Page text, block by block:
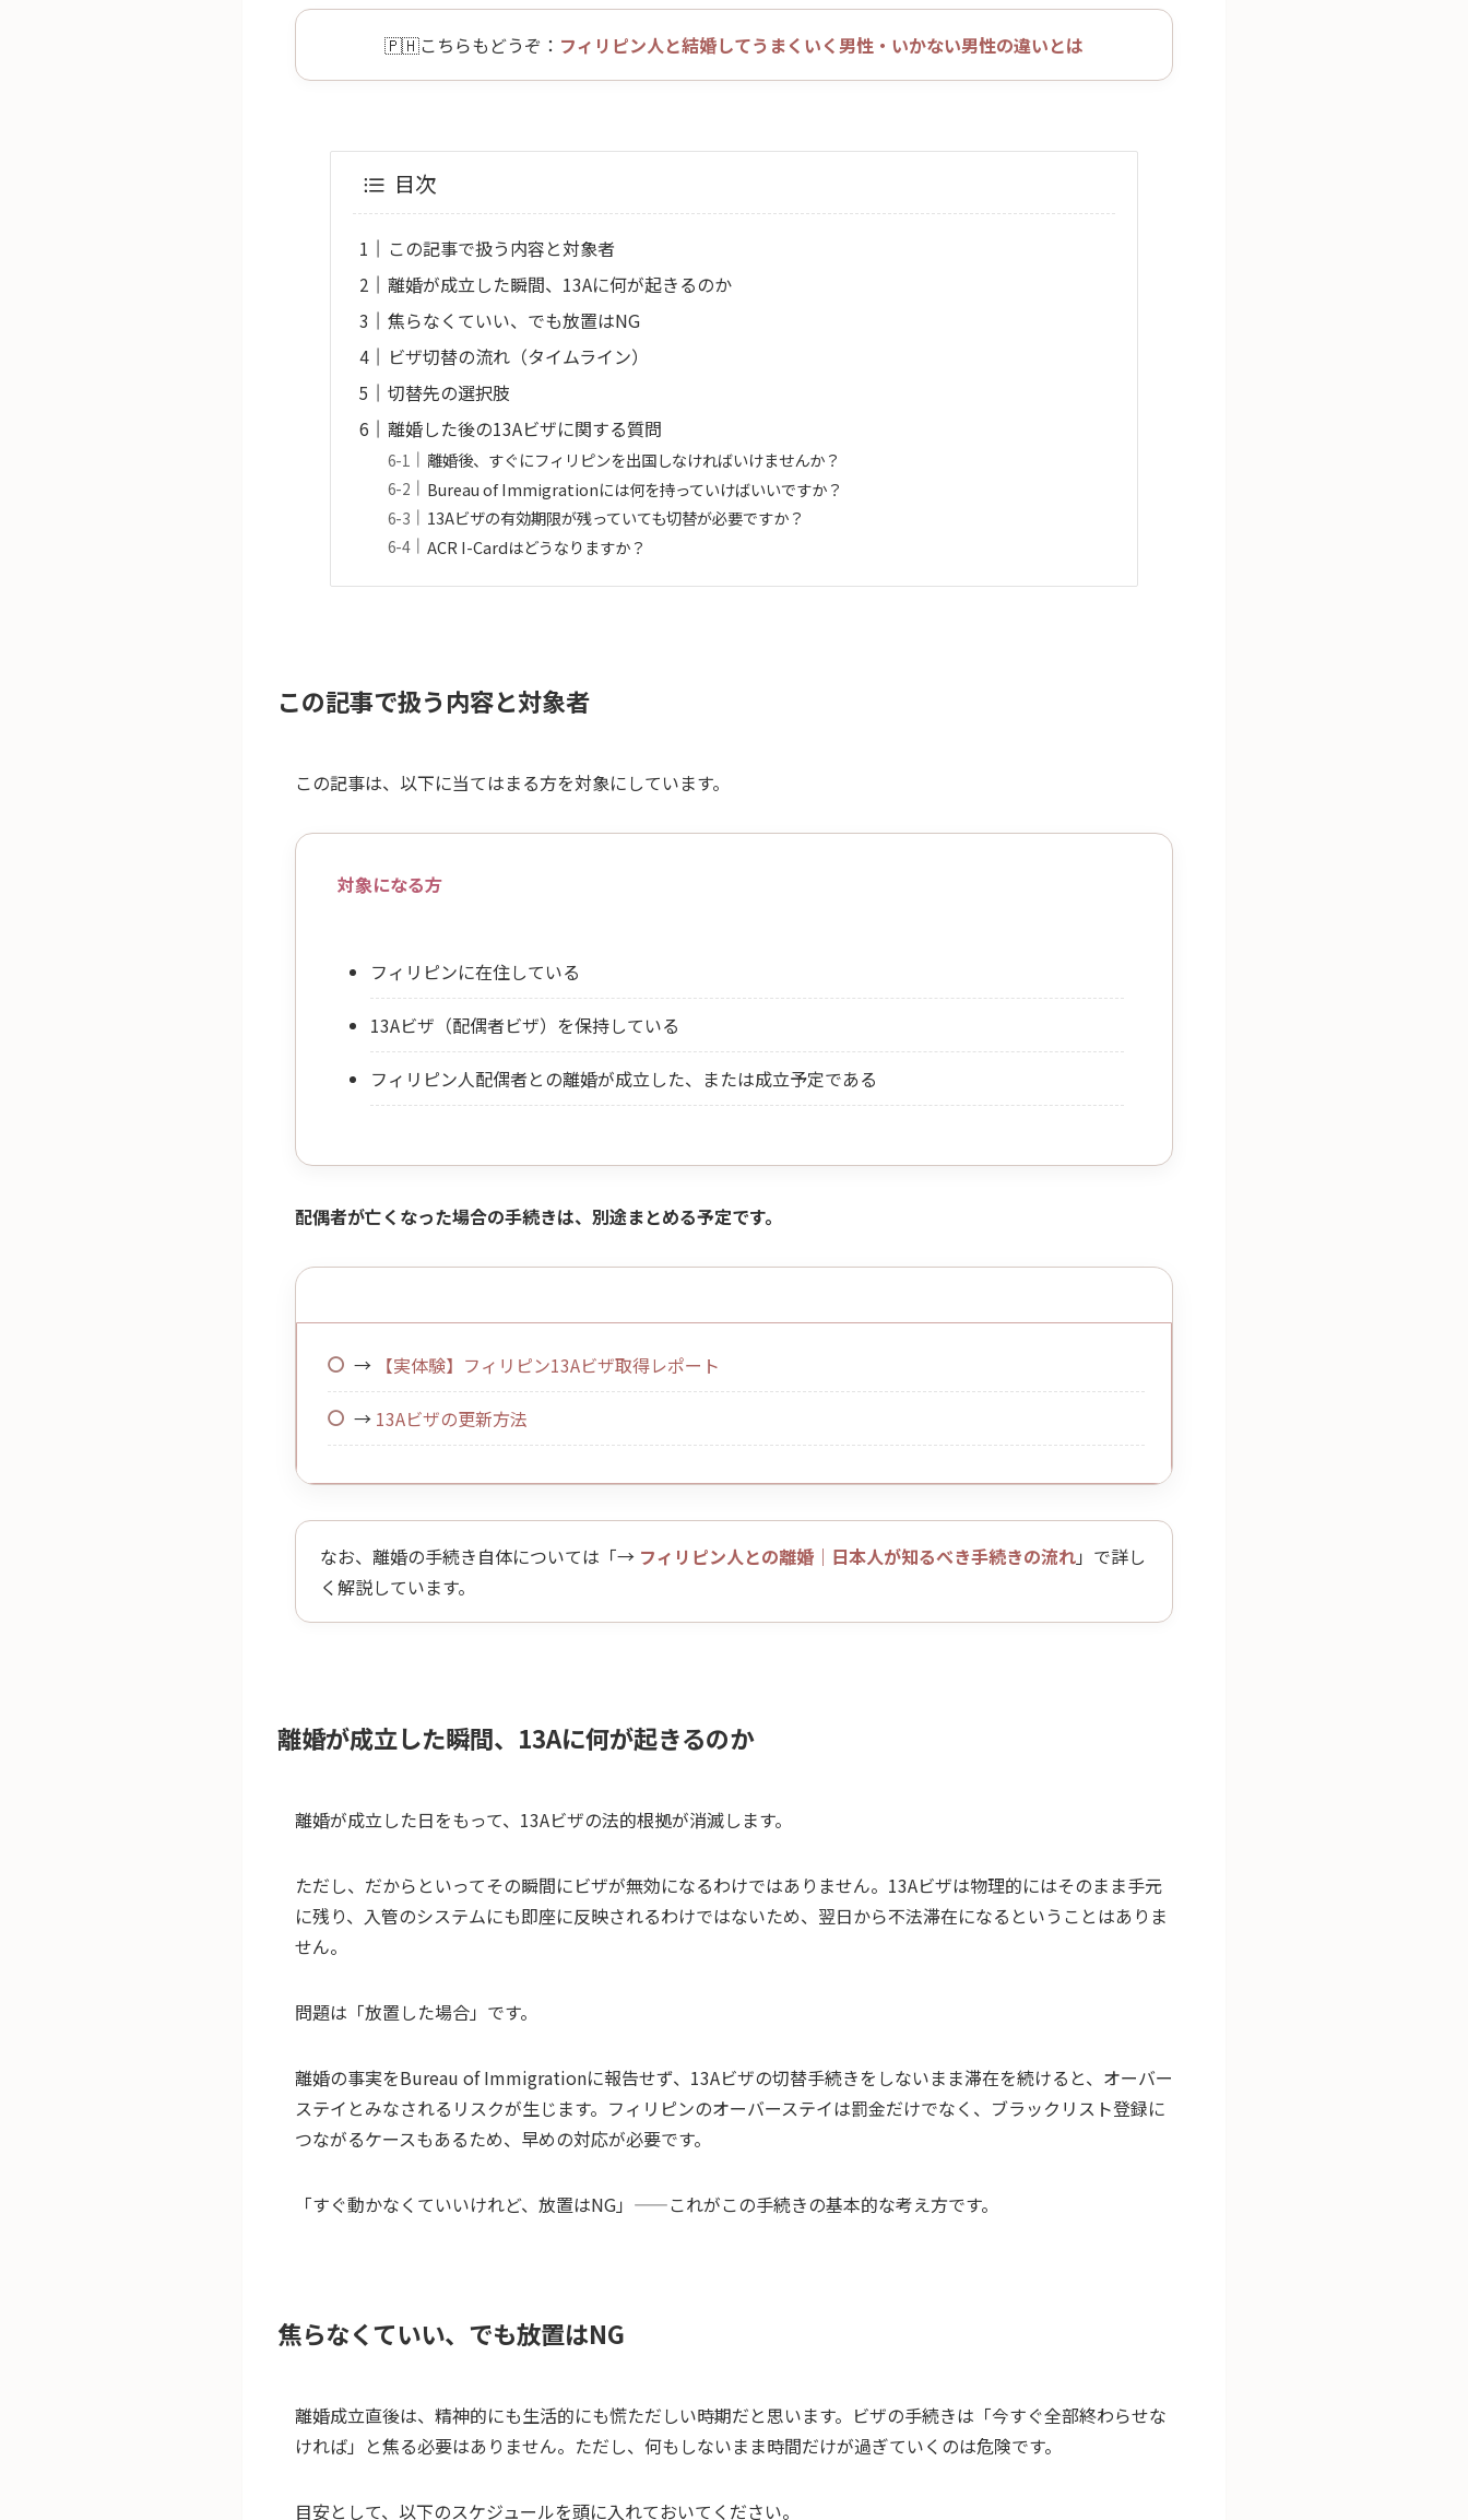
🇵🇭こちらもどうぞ： フィリピン人と結婚してうまくいく男性・いかない男性の違いとは
目次
この記事で扱う内容と対象者
離婚が成立した瞬間、13Aに何が起きるのか
焦らなくていい、でも放置はNG
ビザ切替の流れ（タイムライン）
切替先の選択肢
離婚した後の13Aビザに関する質問
離婚後、すぐにフィリピンを出国しなければいけませんか？
Bureau of Immigrationには何を持っていけばいいですか？
13Aビザの有効期限が残っていても切替が必要ですか？
ACR I-Cardはどうなりますか？
この記事で扱う内容と対象者
この記事は、以下に当てはまる方を対象にしています。
対象になる方
フィリピンに在住している
13Aビザ（配偶者ビザ）を保持している
フィリピン人配偶者との離婚が成立した、または成立予定である
配偶者が亡くなった場合の手続きは、別途まとめる予定です。
→ 【実体験】フィリピン13Aビザ取得レポート
→ 13Aビザの更新方法
なお、離婚の手続き自体については「→ フィリピン人との離婚｜日本人が知るべき手続きの流れ」で詳し
く解説しています。
離婚が成立した瞬間、13Aに何が起きるのか
離婚が成立した日をもって、13Aビザの法的根拠が消滅します。
ただし、だからといってその瞬間にビザが無効になるわけではありません。13Aビザは物理的にはそのまま手元
に残り、入管のシステムにも即座に反映されるわけではないため、翌日から不法滞在になるということはありま
せん。
問題は「放置した場合」です。
離婚の事実をBureau of Immigrationに報告せず、13Aビザの切替手続きをしないまま滞在を続けると、オーバー
ステイとみなされるリスクが生じます。フィリピンのオーバーステイは罰金だけでなく、ブラックリスト登録に
つながるケースもあるため、早めの対応が必要です。
「すぐ動かなくていいけれど、放置はNG」——これがこの手続きの基本的な考え方です。
焦らなくていい、でも放置はNG
離婚成立直後は、精神的にも生活的にも慌ただしい時期だと思います。ビザの手続きは「今すぐ全部終わらせな
ければ」と焦る必要はありません。ただし、何もしないまま時間だけが過ぎていくのは危険です。
目安として、以下のスケジュールを頭に入れておいてください。